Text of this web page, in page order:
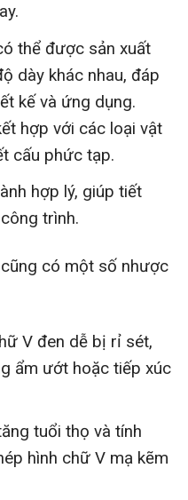
thể được sản xuất
dày khác nhau, đáp
kế và ứng dụng.
hợp với các loại vật
cấu phức tạp.
hợp lý, giúp tiết
trình.
có một số nhược
V đen dễ bị rỉ sét,
ẩm ướt hoặc tiếp xúc
tuổi thọ và tính
hình chữ V mạ kẽm